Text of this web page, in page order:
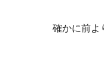
確かに前よ